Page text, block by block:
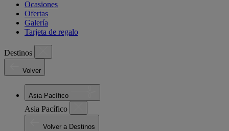
Ocasiones
Ofertas
Galería
Tarjeta de regalo
Destinos
Volver
Asia Pacífico
Asia Pacífico
Volver a Destinos